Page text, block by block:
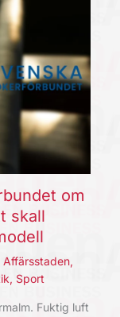
om
skall
Affärsstaden,
, Sport
Fuktig luft